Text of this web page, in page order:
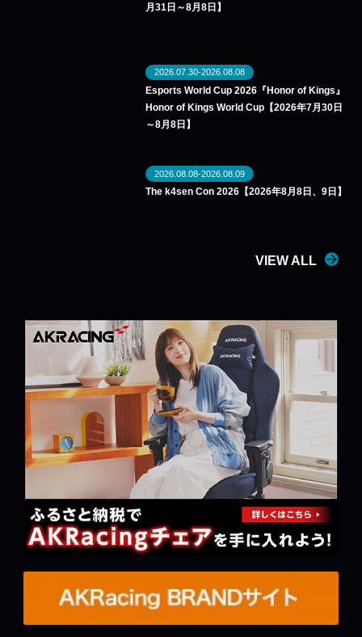
月31日～8月8日】
2026.07.30-2026.08.08
Esports World Cup 2026『Honor of Kings』
Honor of Kings World Cup【2026年7月30日
～8月8日】
2026.08.08-2026.08.09
The k4sen Con 2026【2026年8月8日、9日】
VIEW ALL